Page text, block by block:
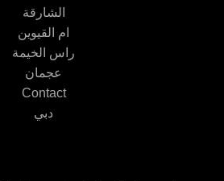
الشارقة
ام القيوين
راس الخيمة
عجمان
Contact
دبي